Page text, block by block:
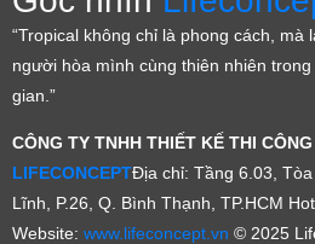
“Tropical không chỉ là phong cách, mà
người hòa mình cùng thiên nhiên
gian.”
CÔNG TY TNHH THIẾT KẾ THI
LIFECONCEPTĐịa chỉ: Tầng 6.03,
Lĩnh, P.26, Q. Bình Thạnh, TP.HCM
Website: www.lifeconcept.vn © 2025